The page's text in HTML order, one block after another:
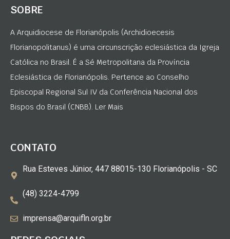
SOBRE
A Arquidiocese de Florianópolis (Archidioecesis
Florianopolitanus) é uma circunscrição eclesiástica da Igreja
Católica no Brasil. É a Sé Metropolitana da Província
Eclesiástica de Florianópolis. Pertence ao Conselho
Episcopal Regional Sul IV da Conferência Nacional dos
Bispos do Brasil (CNBB). Ler Mais
CONTATO
Rua Esteves Júnior, 447 88015-130 Florianópolis - SC
(48) 3224-4799
imprensa@arquifln.org.br